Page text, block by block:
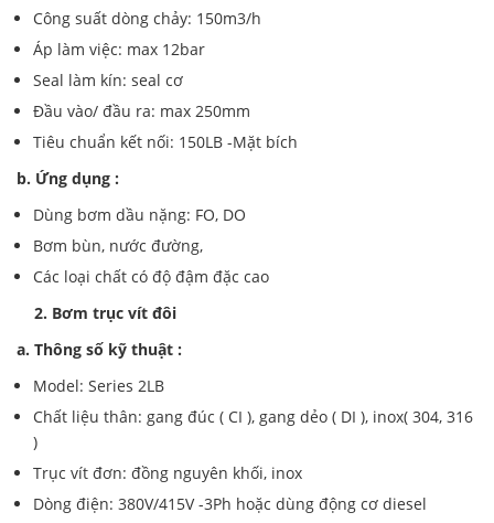
Công suất dòng chảy: 150m3/h
Áp làm việc: max 12bar
Seal làm kín: seal cơ
Đầu vào/ đầu ra: max 250mm
Tiêu chuẩn kết nối: 150LB -Mặt bích
b. Ứng dụng :
Dùng bơm dầu nặng: FO, DO
Bơm bùn, nước đường,
Các loại chất có độ đậm đặc cao
2. Bơm trục vít đôi
a. Thông số kỹ thuật :
Model: Series 2LB
Chất liệu thân: gang đúc ( CI ), gang dẻo ( DI ), inox( 304, 316
)
Trục vít đơn: đồng nguyên khối, inox
Dòng điện: 380V/415V -3Ph hoặc dùng động cơ diesel